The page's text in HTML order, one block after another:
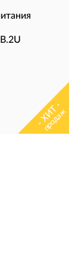
- ХИТ -
продаж